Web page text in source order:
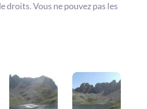
droits. Vous ne pouvez pas les